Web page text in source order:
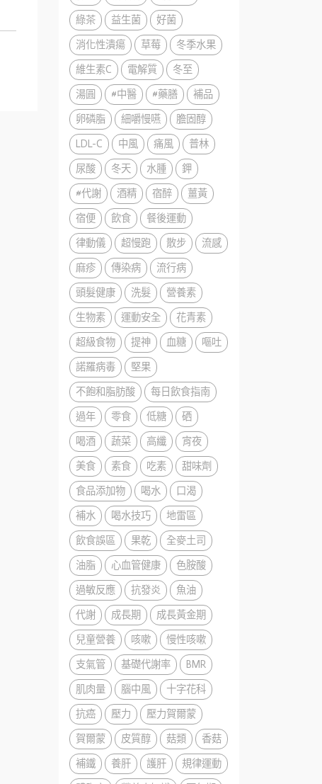
綠茶
益生菌
好菌
消化性潰瘍
草莓
冬季水果
維生素C
電解質
冬至
湯圓
#中醫 #藥膳
補品
卵磷脂
細嚼慢嚥
膽固醇
LDL-C
中風 痛風
普林
尿酸
冬天 水腫
鉀
#代謝
酒精 宿醉
薑黃
宿便
飲食
餐後運動
律動儀
超慢跑 散步
流感
麻疹
傳染病
流行病
頭髮健康
洗髮
營養素
生物素
運動安全
花青素
超級食物
提神 血糖
嘔吐
諾羅病毒
堅果
不飽和脂肪酸
每日飲食指南
過年
零食 低糖
硒
喝酒
蔬菜 高纖
宵夜
美食
素食 吃素
甜味劑
食品添加物
喝水
口渴
補水
喝水技巧
地雷區
飲食誤區
果乾
全麥土司
油脂
心血管健康
色胺酸
過敏反應
抗發炎
魚油
代謝
成長期
成長黃金期
兒童營養
咳嗽
慢性咳嗽
支氣管
基礎代謝率
BMR
肌肉量
腦中風
十字花科
抗癌
壓力
壓力賀爾蒙
賀爾蒙
皮質醇 菇類
香菇
補鐵
養肝 護肝
規律運動